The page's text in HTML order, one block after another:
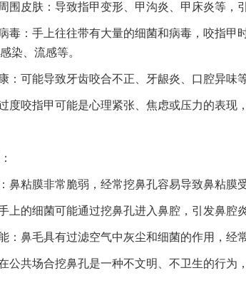
围皮肤：导致指甲变形、甲沟炎、甲床炎等，
毒：手上往往带有大量的细菌和病毒，咬指
染、流感等。
：可能导致牙齿咬合不正、牙龈炎、口腔异味等
度咬指甲可能是心理紧张、焦虑或压力的表现
鼻粘膜非常脆弱，经常挖鼻孔容易导致鼻粘膜
上的细菌可能通过挖鼻孔进入鼻腔，引发鼻腔
：鼻毛具有过滤空气中灰尘和细菌的作用，经
公共场合挖鼻孔是一种不文明、不卫生的行为